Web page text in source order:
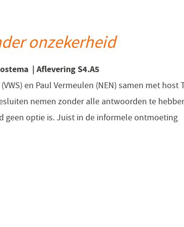
onzekerheid
| Aflevering S4.A5
en Paul Vermeulen (NEN) samen met host
nemen zonder alle antwoorden te
geen optie is. Juist in de informele ontmoeting